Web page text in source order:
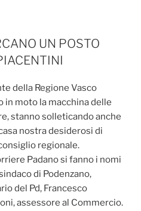
UN POSTO
della Regione Vasco
in moto la macchina delle
stanno solleticando anche
nostra desiderosi di
regionale.
Padano si fanno i nomi
di Podenzano,
del Pd, Francesco
assessore al Commercio.